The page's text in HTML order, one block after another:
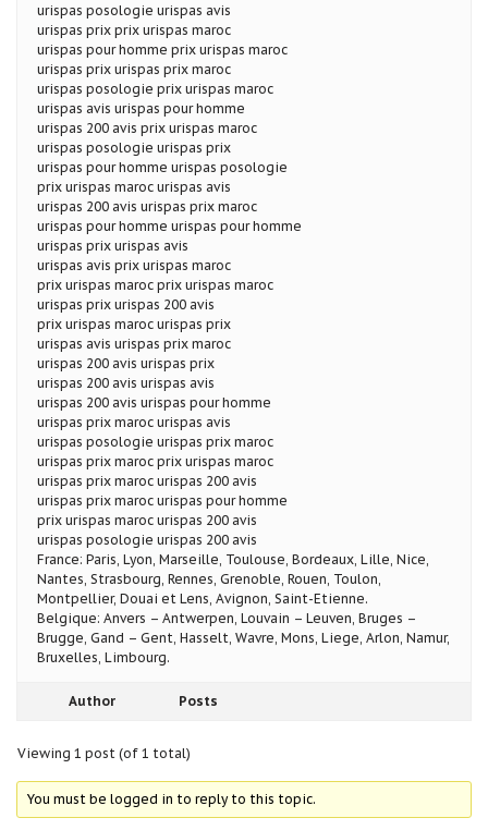
urispas posologie urispas avis
urispas prix prix urispas maroc
urispas pour homme prix urispas maroc
urispas prix urispas prix maroc
urispas posologie prix urispas maroc
urispas avis urispas pour homme
urispas 200 avis prix urispas maroc
urispas posologie urispas prix
urispas pour homme urispas posologie
prix urispas maroc urispas avis
urispas 200 avis urispas prix maroc
urispas pour homme urispas pour homme
urispas prix urispas avis
urispas avis prix urispas maroc
prix urispas maroc prix urispas maroc
urispas prix urispas 200 avis
prix urispas maroc urispas prix
urispas avis urispas prix maroc
urispas 200 avis urispas prix
urispas 200 avis urispas avis
urispas 200 avis urispas pour homme
urispas prix maroc urispas avis
urispas posologie urispas prix maroc
urispas prix maroc prix urispas maroc
urispas prix maroc urispas 200 avis
urispas prix maroc urispas pour homme
prix urispas maroc urispas 200 avis
urispas posologie urispas 200 avis
France: Paris, Lyon, Marseille, Toulouse, Bordeaux, Lille, Nice,
Nantes, Strasbourg, Rennes, Grenoble, Rouen, Toulon,
Montpellier, Douai et Lens, Avignon, Saint-Etienne.
Belgique: Anvers – Antwerpen, Louvain – Leuven, Bruges –
Brugge, Gand – Gent, Hasselt, Wavre, Mons, Liege, Arlon, Namur,
Bruxelles, Limbourg.
Author Posts
Viewing 1 post (of 1 total)
You must be logged in to reply to this topic.